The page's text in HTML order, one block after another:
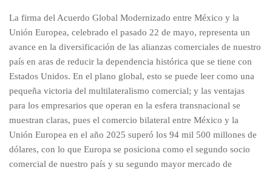
La firma del Acuerdo Global Modernizado entre México y la
Unión Europea, celebrado el pasado 22 de mayo, representa un
avance en la diversificación de las alianzas comerciales de nuestro
país en aras de reducir la dependencia histórica que se tiene con
Estados Unidos. En el plano global, esto se puede leer como una
pequeña victoria del multilateralismo comercial; y las ventajas
para los empresarios que operan en la esfera transnacional se
muestran claras, pues el comercio bilateral entre México y la
Unión Europea en el año 2025 superó los 94 mil 500 millones de
dólares, con lo que Europa se posiciona como el segundo socio
comercial de nuestro país y su segundo mayor mercado de